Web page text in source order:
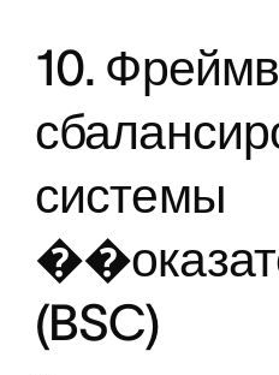
10.
системы
(BSC)